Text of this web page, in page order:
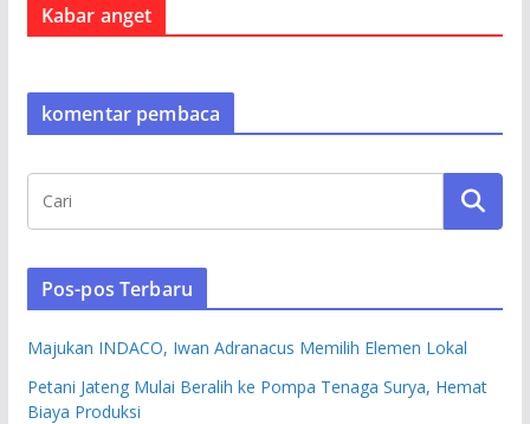
Kabar anget
komentar pembaca
Pos-pos Terbaru
Majukan INDACO, Iwan Adranacus Memilih Elemen Lokal
Petani Jateng Mulai Beralih ke Pompa Tenaga Surya, Hemat
Biaya Produksi